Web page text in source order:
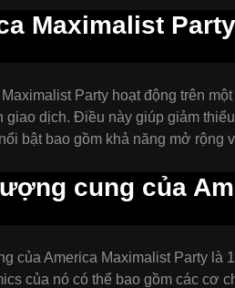
Maximalist
Party hoạt động trên
giao dịch. Điều này giúp giảm
bật bao gồm khả năng mở rộng
cung của
của America Maximalist Party là
của nó có thể bao gồm các cơ